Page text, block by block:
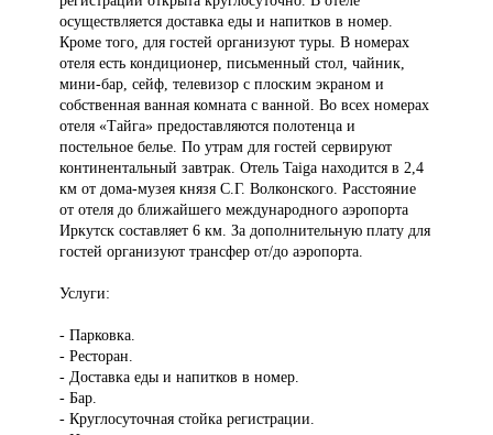
осуществляется доставка еды и напитков в номер.
Кроме того, для гостей организуют туры. В номерах
отеля есть кондиционер, письменный стол, чайник,
мини-бар, сейф, телевизор с плоским экраном и
собственная ванная комната с ванной. Во всех номерах
отеля «Тайга» предоставляются полотенца и
постельное белье. По утрам для гостей сервируют
континентальный завтрак. Отель Taiga находится в 2,4
км от дома-музея князя С.Г. Волконского. Расстояние
от отеля до ближайшего международного аэропорта
Иркутск составляет 6 км. За дополнительную плату для
гостей организуют трансфер от/до аэропорта.
Услуги:
- Парковка.
- Ресторан.
- Доставка еды и напитков в номер.
- Бар.
- Круглосуточная стойка регистрации.